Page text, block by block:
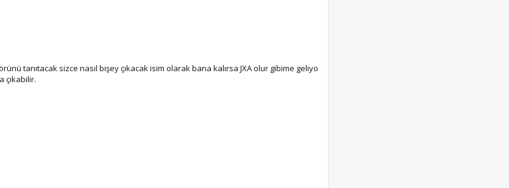
tanıtacak sizce nasıl bişey çıkacak isim olarak bana kalırsa JXA olur gibime geliyo
çıkabilir.